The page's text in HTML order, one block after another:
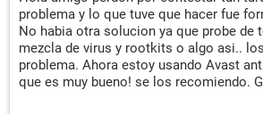
problema y lo que tuve que hacer fue
No habia otra solucion ya que probe de
mezcla de virus y rootkits o algo asi..
problema. Ahora estoy usando Avast
que es muy bueno! se los recomiendo.